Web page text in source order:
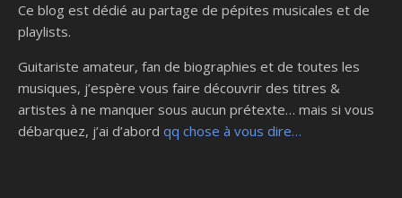
Ce blog est dédié au partage de pépites musicales et de
playlists.
Guitariste amateur, fan de biographies et de toutes les
musiques, j’espère vous faire découvrir des titres &
artistes à ne manquer sous aucun prétexte… mais si vous
débarquez, j’ai d’abord qq chose à vous dire…